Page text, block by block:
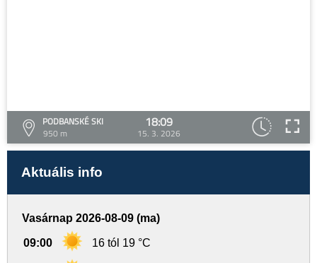
PODBANSKÉ SKI
950 m
18:09
15. 3. 2026
Aktuális info
Vasárnap 2026-08-09 (ma)
09:00 16 tól 19 °C